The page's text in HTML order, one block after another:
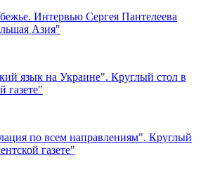
Интервью Сергея Пантелеева
Азия"
язык на Украине". Круглый стол в
газете"
по всем направлениям". Круглый
газете"